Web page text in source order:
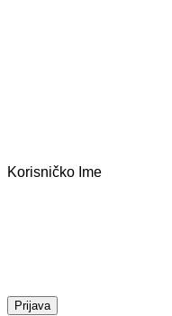
Korisničko Ime